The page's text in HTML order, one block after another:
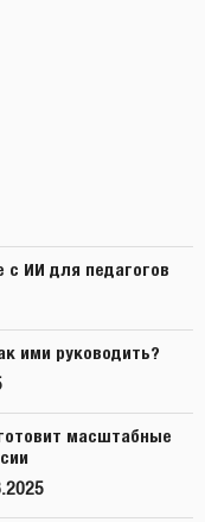
ИИ для педагогов
ими руководить?
масштабные